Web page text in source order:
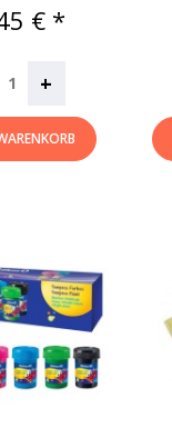
€ *
+